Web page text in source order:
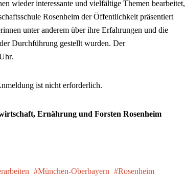
wieder interessante und vielfältige Themen bearbeitet,
Rosenheim der Öffentlichkeit präsentiert
unter anderem über ihre Erfahrungen und die
Durchführung gestellt wurden. Der
ist nicht erforderlich.
Ernährung und Forsten Rosenheim
München-Oberbayern Rosenheim